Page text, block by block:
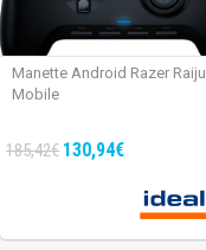
Manette Android Razer Raiju
Mobile
185,42€ 130,94€